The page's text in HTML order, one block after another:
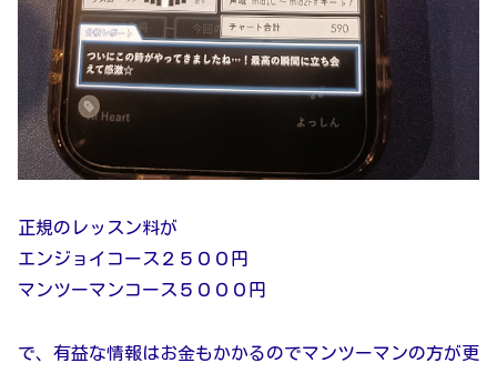
正規のレッスン料が
エンジョイコース２５００円
マンツーマンコース５０００円
で、有益な情報はお金もかかるのでマンツーマンの方が更